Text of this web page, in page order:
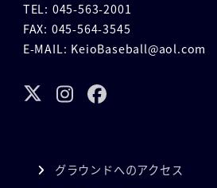
TEL: 045-563-2001
FAX: 045-564-3545
E-MAIL: KeioBaseball@aol.com
グラウンドへのアクセス